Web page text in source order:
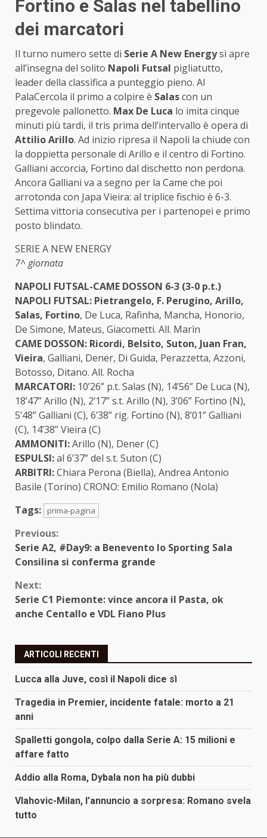
Fortino e Salas nel tabellino
dei marcatori
Il turno numero sette di Serie A New Energysi apre
all’insegna del solito Napoli Futsal pigliatutto,
leader della classifica a punteggio pieno. Al
PalaCercola il primo a colpire è Salascon un
pregevole pallonetto. Max De Luca lo imita cinque
minuti più tardi, il tris prima dell’intervallo è opera di
Attilio Arillo. Ad inizio ripresa il Napoli la chiude con
la doppietta personale di Arillo e il centro di Fortino.
Galliani accorcia, Fortino dal dischetto non perdona.
Ancora Galliani va a segno per la Came che poi
arrotonda con Japa Vieira: al triplice fischio è 6-3.
Settima vittoria consecutiva per i partenopei e primo
posto blindato.
SERIE A NEW ENERGY
7^ giornata
NAPOLI FUTSAL-CAME DOSSON 6-3 (3-0 p.t.)
NAPOLI FUTSAL: Pietrangelo, F. Perugino, Arillo,
Salas, Fortino, De Luca, Rafinha, Mancha, Honorio,
De Simone, Mateus, Giacometti. All. Marìn
CAME DOSSON: Ricordi, Belsito, Suton, Juan Fran,
Vieira, Galliani, Dener, Di Guida, Perazzetta, Azzoni,
Botosso, Ditano. All. Rocha
MARCATORI: 10’26” p.t. Salas (N), 14’56” De Luca (N),
18’47” Arillo (N), 2’17” s.t. Arillo (N), 3’06” Fortino (N),
5’48” Galliani (C), 6’38” rig. Fortino (N), 8’01” Galliani
(C), 14’38” Vieira (C)
AMMONITI:Arillo (N), Dener (C)
ESPULSI:al 6’37” del s.t. Suton (C)
ARBITRI:Chiara Perona (Biella), Andrea Antonio
Basile (Torino) CRONO: Emilio Romano (Nola)
Tags:
prima-pagina
Continue
Reading
Previous:
Serie A2, #Day9: a Benevento lo Sporting Sala
Consilina si conferma grande
Next:
Serie C1 Piemonte: vince ancora il Pasta, ok
anche Centallo e VDL Fiano Plus
ARTICOLI RECENTI
Lucca alla Juve, così il Napoli dice sì
Tragedia in Premier, incidente fatale: morto a 21
anni
Spalletti gongola, colpo dalla Serie A: 15 milioni e
affare fatto
Addio alla Roma, Dybala non ha più dubbi
Vlahovic-Milan, l’annuncio a sorpresa: Romano svela
tutto